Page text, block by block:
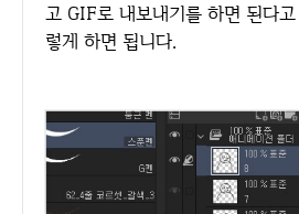
고 GIF로 내보내기를 하면 된다
렇게 하면 됩니다.